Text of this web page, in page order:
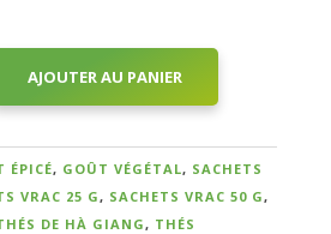
AJOUTER AU PANIER
ÉPICÉ, GOÛT VÉGÉTAL, SACHETS
VRAC 25 G, SACHETS VRAC 50 G,
DE HÀ GIANG, THÉS